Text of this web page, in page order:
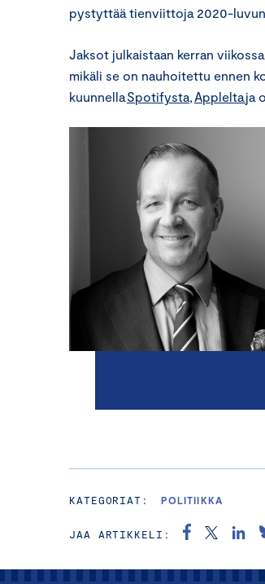
pystyttää tienviittoja 2020-
Jaksot julkaistaan kerran
mikäli se on nauhoitettu ennen
kuunnellaSpotifysta,Appleltaja
KATEGORIAT: POLITIIKKA
JAA ARTIKKELI: